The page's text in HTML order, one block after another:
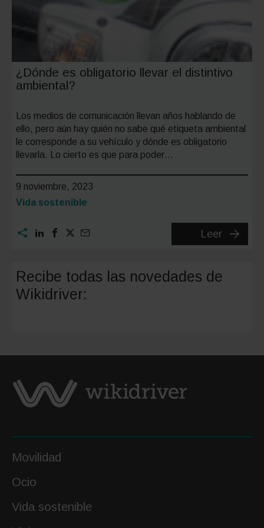
¿Dónde es obligatorio llevar el distintivo
ambiental?
Los medios de comunicación llevan años hablando de
ello, pero aún hay quién no sabe qué etiqueta ambiental
le corresponde a su vehículo y dónde es obligatorio
llevarla. Lo cierto es que para poder…
9 noviembre, 2023
Categoría:
Vida sostenible
Leer
¿Dónde
Recibe todas las novedades de
Wikidriver:
Movilidad
Ocio
Vida sostenible